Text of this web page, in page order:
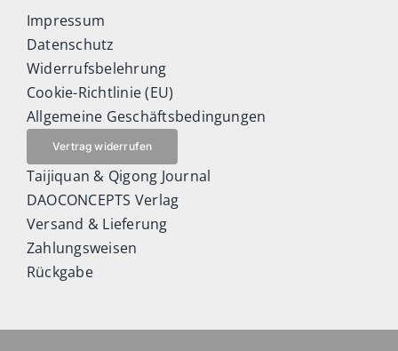
Impressum
Datenschutz
Widerrufsbelehrung
Cookie-Richtlinie (EU)
Allgemeine Geschäftsbedingungen
Vertrag widerrufen
Taijiquan & Qigong Journal
DAOCONCEPTS Verlag
Versand & Lieferung
Zahlungsweisen
Rückgabe